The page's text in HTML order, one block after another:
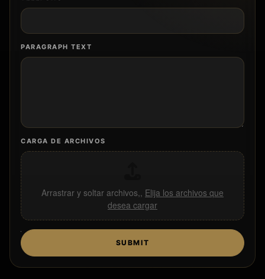
PARAGRAPH TEXT
CARGA DE ARCHIVOS
Arrastrar y soltar archivos,, Elija los archivos que
desea cargar
SUBMIT